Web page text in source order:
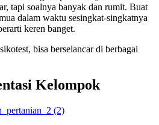
tapi soalnya banyak dan rumit. Buat
dalam waktu sesingkat-singkatnya
keren banget.
bisa berselancar di berbagai
Kelompok